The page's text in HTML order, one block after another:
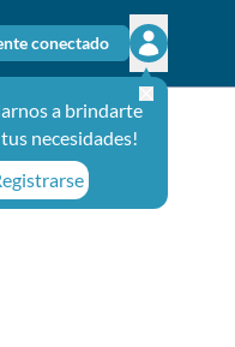
conectado
Abrir el
a brindarte
necesidades!